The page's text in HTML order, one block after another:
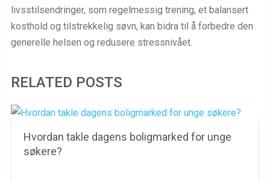
livsstilsendringer, som regelmessig trening, et balansert
kosthold og tilstrekkelig søvn, kan bidra til å forbedre den
generelle helsen og redusere stressnivået.
RELATED POSTS
Hvordan takle dagens boligmarked for unge
søkere?